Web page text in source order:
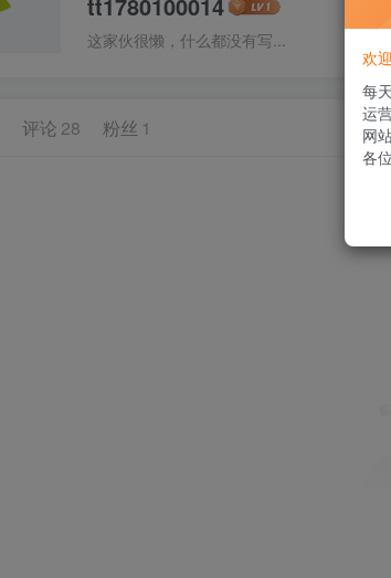
这家伙很懒，什么都没有写...
评论 28 粉丝 1
欢
每
运
网
各位